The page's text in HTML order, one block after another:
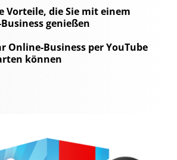
Vorteile, die Sie mit einem
genießen
Online-Business per YouTube
können